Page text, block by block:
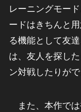
レーニングモー
ードはきちんと
る機能として友
は、友人を探し
ン対戦したりが
また、本作では